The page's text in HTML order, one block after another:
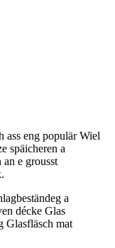
ass eng populär Wiel
späicheren a
e grousst
a
décke Glas
Glasfläsch mat